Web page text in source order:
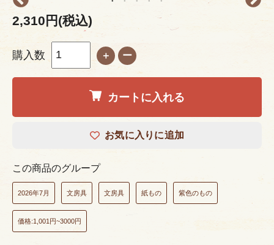
2,310円(税込)
購入数 ＋ ー
カートに入れる
お気に入りに追加
この商品のグループ
2026年7月 文房具 文房具 紙もの 紫色のもの
価格:1,001円~3000円